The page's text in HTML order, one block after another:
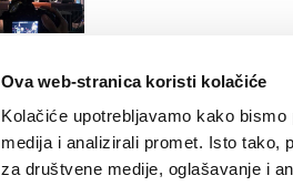
Ova web-stranica koristi kolačiće
Kolačiće upotrebljavamo kako
medija i analizirali promet. Isto tako,
za društvene medije, oglašavanje i